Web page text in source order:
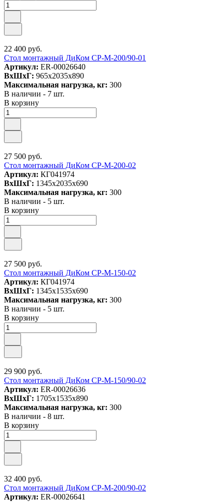
22 400 руб.
Стол монтажный ДиКом СР-М-200/90-01
Артикул: ER-00026640
ВxШxГ: 965x2035x890
Максимальная нагрузка, кг: 300
В наличии - 7 шт.
В корзину
27 500 руб.
Стол монтажный ДиКом СР-М-200-02
Артикул: КГ041974
ВxШxГ: 1345x2035x690
Максимальная нагрузка, кг: 300
В наличии - 5 шт.
В корзину
27 500 руб.
Стол монтажный ДиКом СР-М-150-02
Артикул: КГ041974
ВxШxГ: 1345x1535x690
Максимальная нагрузка, кг: 300
В наличии - 5 шт.
В корзину
29 900 руб.
Стол монтажный ДиКом СР-М-150/90-02
Артикул: ER-00026636
ВxШxГ: 1705x1535x890
Максимальная нагрузка, кг: 300
В наличии - 8 шт.
В корзину
32 400 руб.
Стол монтажный ДиКом СР-М-200/90-02
Артикул: ER-00026641